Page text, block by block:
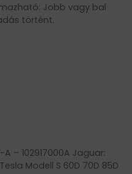
Jobb vagy bal
történt.
A – 102917000A Jaguar:
Modell S 60D 70D 85D